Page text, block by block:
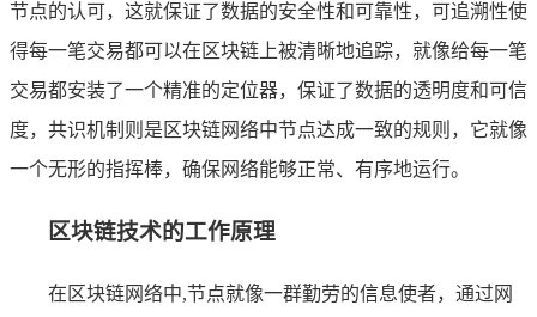
节点的认可，这就保证了数据的安全性和可靠性，可追溯性使
得每一笔交易都可以在区块链上被清晰地追踪，就像给每一笔
交易都安装了一个精准的定位器，保证了数据的透明度和可信
度，共识机制则是区块链网络中节点达成一致的规则，它就像
一个无形的指挥棒，确保网络能够正常、有序地运行。
区块链技术的工作原理
在区块链网络中,节点就像一群勤劳的信息使者，通过网